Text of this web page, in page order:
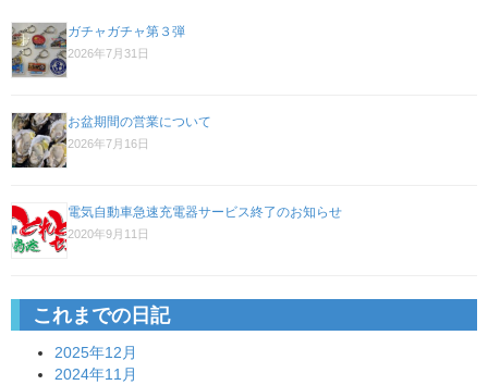
ガチャガチャ第３弾
2026年7月31日
お盆期間の営業について
2026年7月16日
電気自動車急速充電器サービス終了のお知らせ
2020年9月11日
これまでの日記
2025年12月
2024年11月